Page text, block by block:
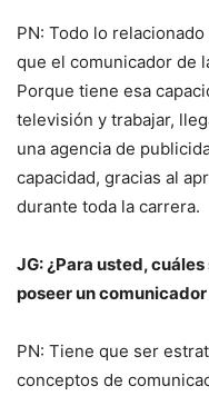
PN: Todo lo
que el comunicador de
Porque tiene esa
televisión y trabajar,
una agencia de
capacidad, gracias al
durante toda la carrera.
JG: ¿Para usted,
poseer un
PN: Tiene que ser
conceptos de